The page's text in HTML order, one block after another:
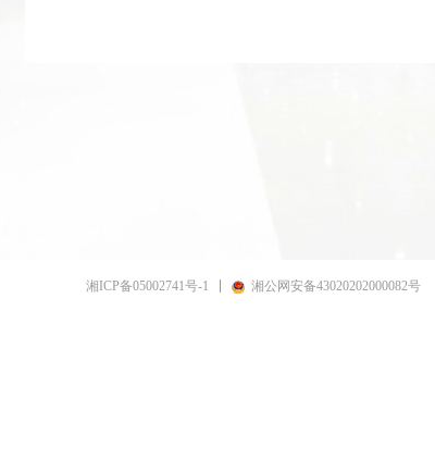
湘ICP备05002741号-1 湘公网安备43020202000082号